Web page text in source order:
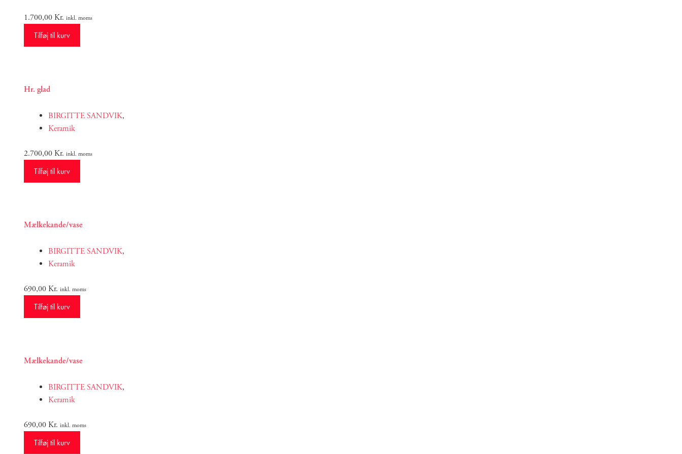
1.700,00Kr. inkl. moms
Tilføj til kurv
Hr. glad
BIRGITTE SANDVIK,
Keramik
2.700,00Kr. inkl. moms
Tilføj til kurv
Mælkekande/vase
BIRGITTE SANDVIK,
Keramik
690,00Kr. inkl. moms
Tilføj til kurv
Mælkekande/vase
BIRGITTE SANDVIK,
Keramik
690,00Kr. inkl. moms
Tilføj til kurv